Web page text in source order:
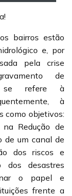
bairros estão
e, por
pela crise
de
se refere à
à
como objetivos:
Redução de
de um canal de
dos riscos e
desastres
o papel e
frente a